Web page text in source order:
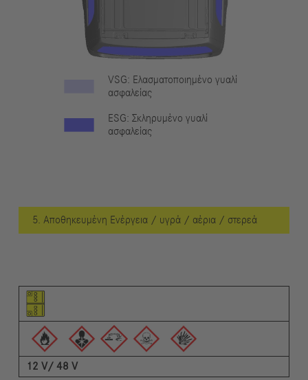
VSG: Ελασματοποιημένο γυαλί
ασφαλείας
ESG: Σκληρυμένο γυαλί
ασφαλείας
5. Αποθηκευμένη Ενέργεια / υγρά / αέρια / στερεά
Εικονόγραμμα του στοιχείου
Εικονογράμματα των προειδοποιήσεων
Περιγραφή
12 V/ 48 V